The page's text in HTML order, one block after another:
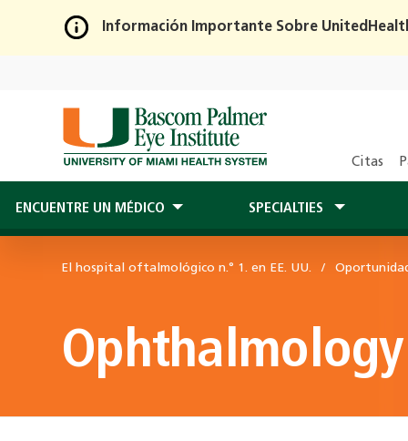
Skip
Main
Content
Información Importante Sobre
Citas
ENCUENTRE UN MÉDICO SPECIALTIES
El hospital oftalmológico n.° 1. en EE. UU.
Ophthalmology